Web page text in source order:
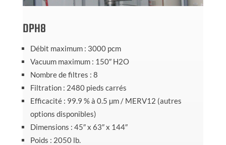
DPH8
Débit maximum : 3000 pcm
Vacuum maximum : 150″ H2O
Nombre de filtres : 8
Filtration : 2480 pieds carrés
Efficacité : 99.9 % à 0.5 µm / MERV12 (autres
options disponibles)
Dimensions : 45″ x 63″ x 144″
Poids : 2050 lb.